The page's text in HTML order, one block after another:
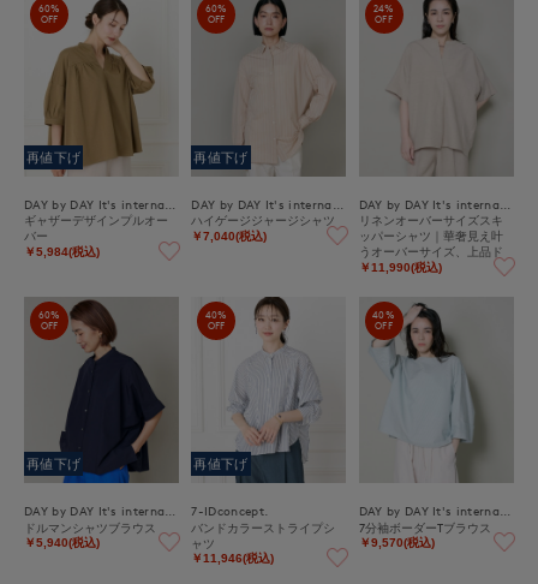
60%
OFF
再値下げ
ギャザーデザインプルオー
バー
￥5,984(税込)
60%
OFF
再値下げ
ハイゲージジャージシャツ
￥7,040(税込)
24%
OFF
リネンオーバーサイズスキ
ッパーシャツ｜華奢見え叶
うオーバーサイズ、上品ド
レープの綿麻シャツ
￥11,990(税込)
60%
OFF
再値下げ
ドルマンシャツブラウス
￥5,940(税込)
40%
OFF
再値下げ
7-IDconcept.
バンドカラーストライプシ
ャツ
￥11,946(税込)
40%
OFF
7分袖ボーダーTブラウス
￥9,570(税込)